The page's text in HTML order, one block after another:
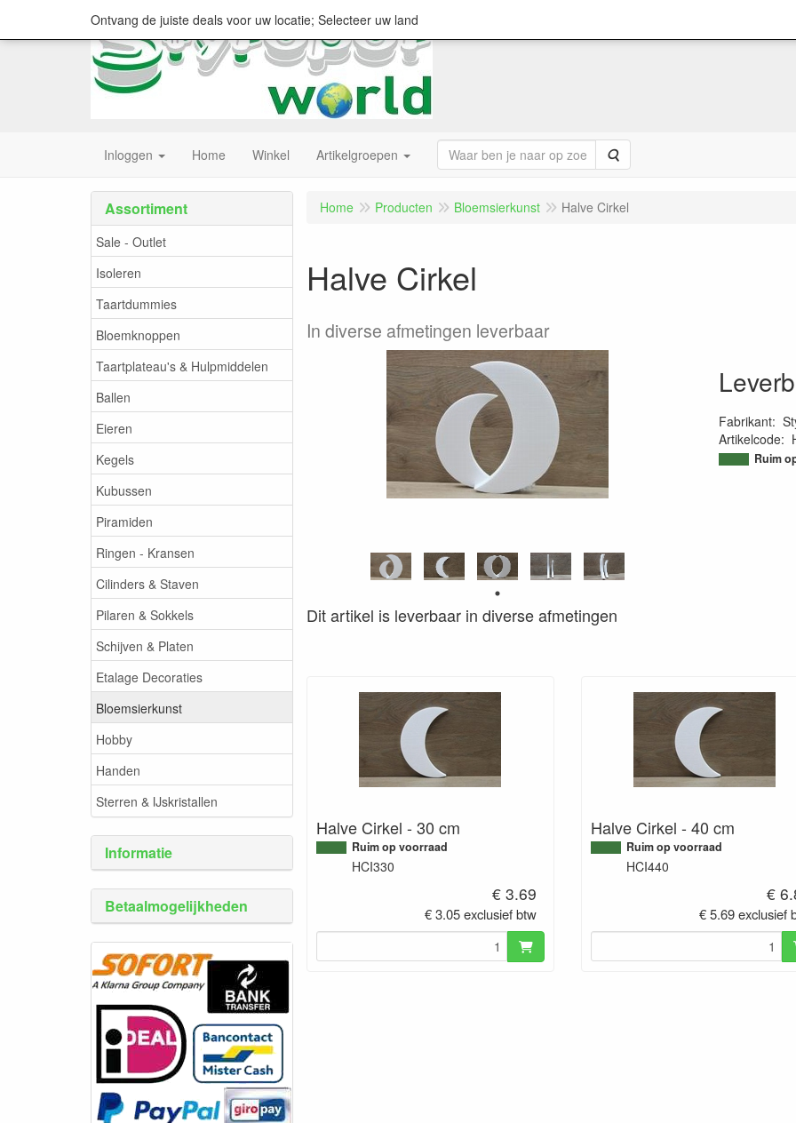
Inloggen Home Winkel Artikelgroepen Zoeken
Assortiment
Sale - Outlet
Isoleren
Taartdummies
Bloemknoppen
Taartplateau's & Hulpmiddelen
Ballen
Eieren
Kegels
Kubussen
Piramiden
Ringen - Kransen
Cilinders & Staven
Pilaren & Sokkels
Schijven & Platen
Etalage Decoraties
Bloemsierkunst
Hobby
Handen
Sterren & IJskristallen
Informatie
Betaalmogelijkheden
Home Producten Bloemsierkunst Halve Cirkel
Halve Cirkel
In diverse afmetingen leverbaar
Fabrikant:
Artikelcode:
Ruim
Dit artikel is leverbaar in diverse afmetingen
Halve Cirkel - 30 cm
Ruim op voorraad
HCI330
€ 3.69
€ 3.05 exclusief btw
Halve Cirkel - 40 cm
Ruim op voorraad
HCI440
€
€ 5.69 exclusief
Ontvang de juiste deals voor uw locatie; Selecteer uw land